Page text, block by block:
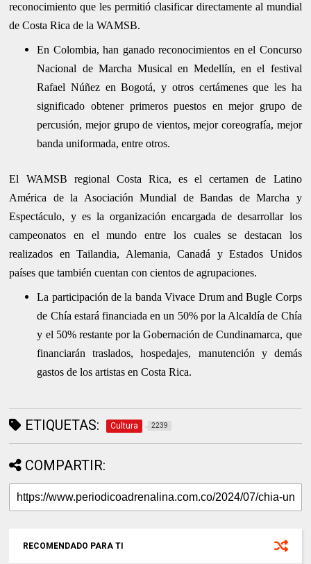
reconocimiento que les permitió clasificar directamente al mundial
de Costa Rica de la WAMSB.
En Colombia, han ganado reconocimientos en el Concurso
Nacional de Marcha Musical en Medellín, en el festival
Rafael Núñez en Bogotá, y otros certámenes que les ha
significado obtener primeros puestos en mejor grupo de
percusión, mejor grupo de vientos, mejor coreografía, mejor
banda uniformada, entre otros.
El WAMSB regional Costa Rica, es el certamen de Latino
América de la Asociación Mundial de Bandas de Marcha y
Espectáculo, y es la organización encargada de desarrollar los
campeonatos en el mundo entre los cuales se destacan los
realizados en Tailandia, Alemania, Canadá y Estados Unidos
países que también cuentan con cientos de agrupaciones.
La participación de la banda Vivace Drum and Bugle Corps
de Chía estará financiada en un 50% por la Alcaldía de Chía
y el 50% restante por la Gobernación de Cundinamarca, que
financiarán traslados, hospedajes, manutención y demás
gastos de los artistas en Costa Rica.
ETIQUETAS: Cultura 2239
COMPARTIR:
RECOMENDADO PARA TI